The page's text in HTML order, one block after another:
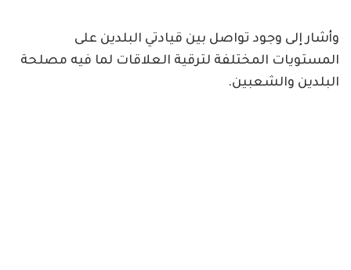
وأشار إلى وجود تواصل بين قيادتي البلدين على
المستويات المختلفة لترقية العلاقات لما فيه مصلحة
البلدين والشعبين.